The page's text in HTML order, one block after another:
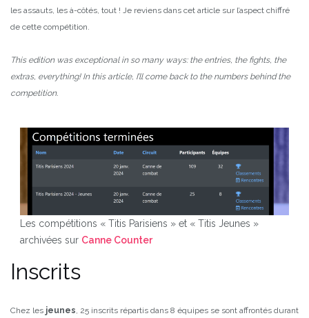
les assauts, les à-côtés, tout ! Je reviens dans cet article sur l’aspect chiffré
de cette compétition.
This edition was exceptional in so many ways: the entries, the fights, the
extras, everything! In this article, I’ll come back to the numbers behind the
competition.
Les compétitions « Titis Parisiens » et « Titis Jeunes »
archivées sur Canne Counter
Inscrits
Chez les jeunes, 25 inscrits répartis dans 8 équipes se sont affrontés durant